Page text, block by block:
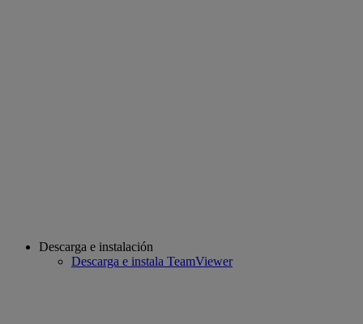
Descarga e instalación
Descarga e instala TeamViewer